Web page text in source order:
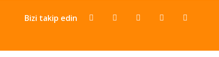
Bizi takip edin